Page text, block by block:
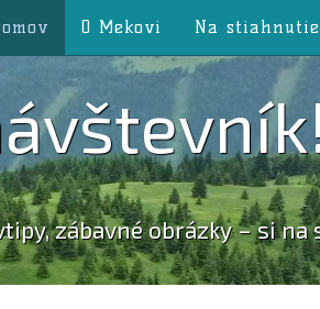
O Mekovi Na stiahnutie
,zábavné obrázky– si na